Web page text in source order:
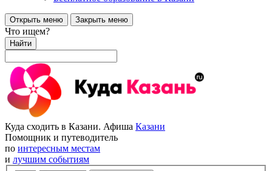
Открыть меню Закрыть меню
Что ищем?
Найти
Куда сходить в Казани. Афиша Казани
Помощник и путеводитель
по интересным местам
и лучшим событиям